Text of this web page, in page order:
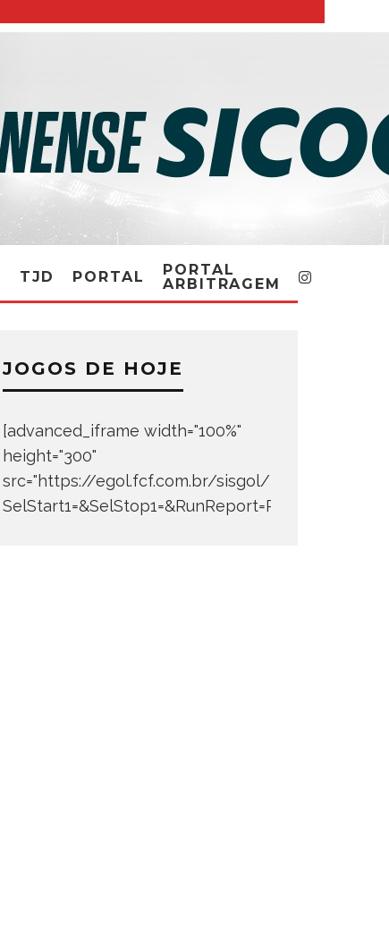
TJD PORTAL
PORTAL
ARBITRAGEM
JOGOS DE HOJE
[advanced_iframe width="100%"
height="300"
src="https://egol.fcf.com.br/sisgol/
SelStart1=&SelStop1=&RunReport=Run+Report"]